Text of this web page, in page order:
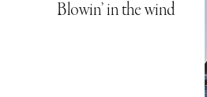
Blowin’ in the wind